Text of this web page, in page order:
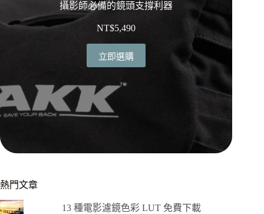
攝影師必備的鏡頭支撐利器
NT$5,490
立即選購
熱門文章
13 種電影濾鏡色彩 LUT 免費下載